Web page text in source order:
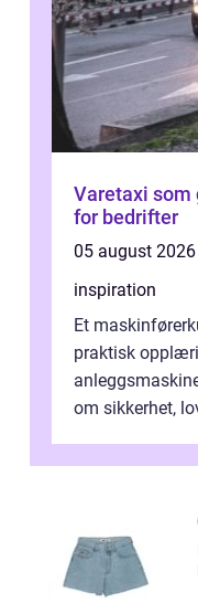
Varetaxi som
for bedrifter
05 august 2026
inspiration
Et
praktisk
om sikkerhet,
gravemaskin,